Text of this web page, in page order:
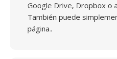
Google Drive, Dropbox o
También puede
página..